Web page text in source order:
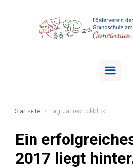
Startseite Tag: Jahresrückblick
Ein
2017 liegt